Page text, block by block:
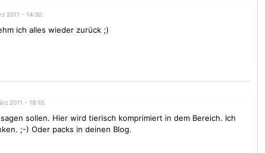
2011 - 14:30.
ich alles wieder zurück ;)
2011 - 18:10.
sollen. Hier wird tierisch komprimiert in dem Bereich. Ich
;-) Oder packs in deinen Blog.